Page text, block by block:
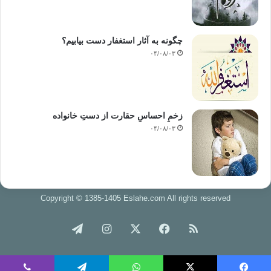
خداص فرمود: پدرت».
4- مقدم بودن والدین بر جهاد
خدمت به پدر و مادر و تلاش برای فراهم نمودن
وسایل آسایش آنها و حفظ کرامت، منزلت‌شان مورد رضایت خداوند متعال
است و بر جهادی
که فرض کفایی باشد، مقدم است. عبدالله بن عمرو(رض) روایت نموده است
که: مردی به
حضور رسول خداص آورد و برای رفتن به جهاد از ایشان اجازه خواست. رسول
خداص فرمود:
پدر و مادرت زنده‌اند؟ گفت: آری زنده‌اند. رسول خداص فرمود: جهاد تو در
خدمت به
آنهاست».
کردار را خداوند بیشتر دوست می‌دارد؟ رسول خداص فرمود: نماز به موقع.
آن؟ فرمود: نیکی به پدر و مادر. گفت: پس از آن رسول خداص فرمود: جهاد در
چگونه به آثار استغفار دست بیابیم؟
۰۴/۰۸/۰۳
زخمِ احساسِ حقارت از دستِ خانواده
۰۴/۰۸/۰۳
Copyright © 1385-1405 Eslahe.com All rights reserved
خوراک فیس
بوک
اینستاگرام